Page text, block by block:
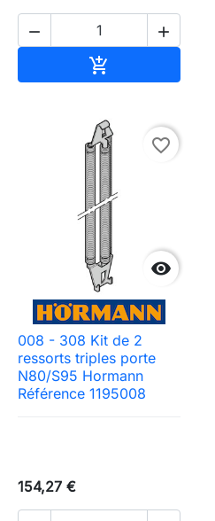
 


favorite_border
008 - 308 Kit de 2
ressorts triples porte
N80/S95 Hormann
Référence 1195008
154,27 €